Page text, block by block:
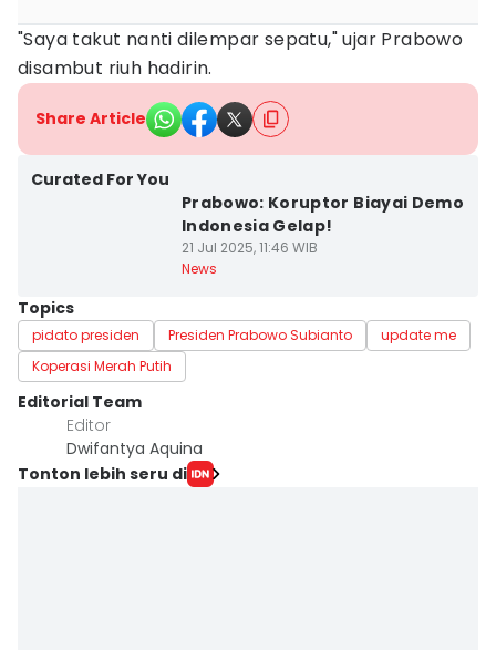
"Saya takut nanti dilempar sepatu," ujar Prabowo
disambut riuh hadirin.
Share Article
Curated For You
Prabowo: Koruptor Biayai Demo
Indonesia Gelap!
21 Jul 2025, 11:46 WIB
News
Topics
pidato presiden Presiden Prabowo Subianto
update me
Koperasi Merah Putih
Editorial Team
Editor
Dwifantya Aquina
Tonton lebih seru di